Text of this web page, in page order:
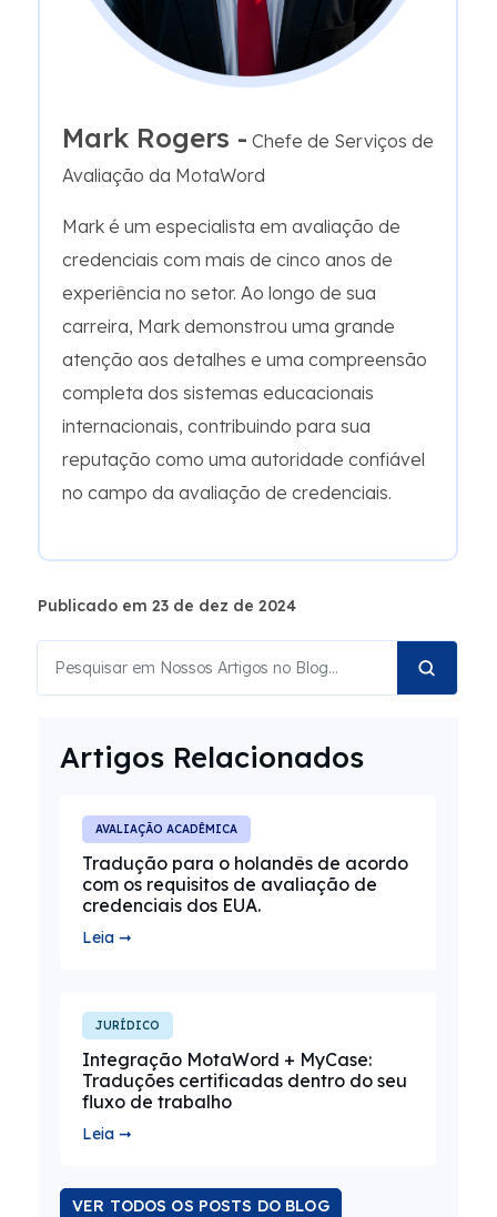
Mark Rogers - Chefe de Serviços de
Avaliação da MotaWord
Mark é um especialista em avaliação de
credenciais com mais de cinco anos de
experiência no setor. Ao longo de sua
carreira, Mark demonstrou uma grande
atenção aos detalhes e uma compreensão
completa dos sistemas educacionais
internacionais, contribuindo para sua
reputação como uma autoridade confiável
no campo da avaliação de credenciais.
Publicado em 23 de dez de 2024
Artigos Relacionados
AVALIAÇÃO ACADÊMICA
Tradução para o holandês de acordo
com os requisitos de avaliação de
credenciais dos EUA.
Leia ➞
JURÍDICO
Integração MotaWord + MyCase:
Traduções certificadas dentro do seu
fluxo de trabalho
Leia ➞
VER TODOS OS POSTS DO BLOG